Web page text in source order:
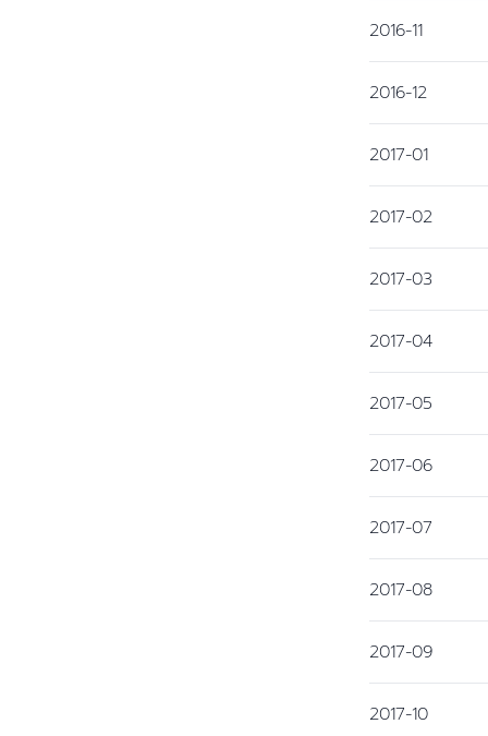
2016-11
2016-12
2017-01
2017-02
2017-03
2017-04
2017-05
2017-06
2017-07
2017-08
2017-09
2017-10